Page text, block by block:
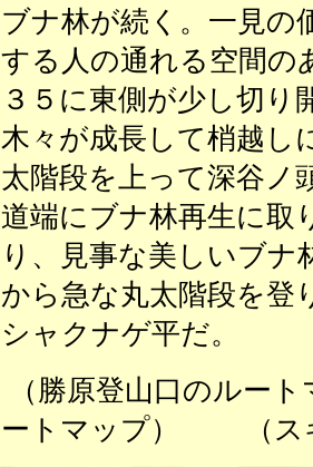
ブナ林が続く。一見の
する人の通れる空間の
３５に東側が少し切
木々が成長して梢越し
太階段を上って深谷ノ
道端にブナ林再生に取
り、見事な美しいブナ
から急な丸太階段を登
シャクナゲ平だ。
（勝原登山口のルー
ートマップ） （ス